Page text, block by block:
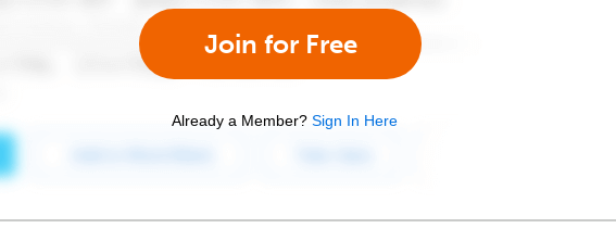
Join for Free
Already a Member? Sign In Here